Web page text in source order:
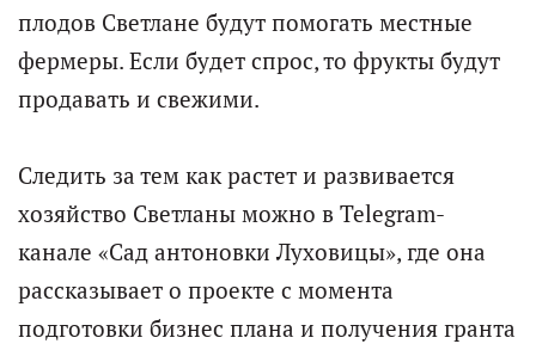
плодов Светлане будут помогать местные
фермеры. Если будет спрос, то фрукты будут
продавать и свежими.
Следить за тем как растет и развивается
хозяйство Светланы можно в Telegram-
канале «Сад антоновки Луховицы», где она
рассказывает о проекте с момента
подготовки бизнес плана и получения гранта